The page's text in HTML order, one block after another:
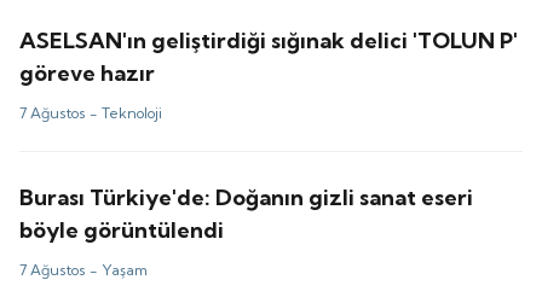
ASELSAN'ın geliştirdiği sığınak delici 'TOLUN P'
göreve hazır
7 Ağustos -Teknoloji
Burası Türkiye'de: Doğanın gizli sanat eseri
böyle görüntülendi
7 Ağustos - Yaşam